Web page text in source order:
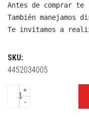
Antes de comprar
También
Te invitamos a
SKU:
4452034005
+
-